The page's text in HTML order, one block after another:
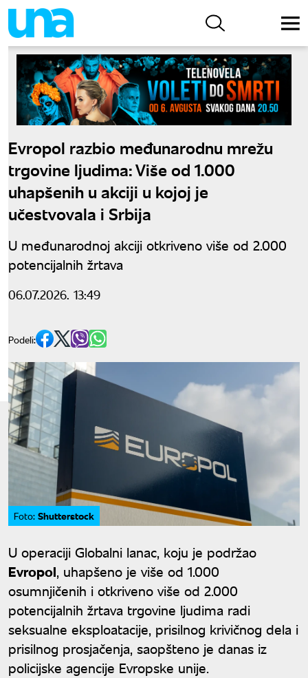
Evropol razbio međunarodnu mrežu
trgovine ljudima: Više od 1.000
uhapšenih u akciji u kojoj je
učestvovala i Srbija
U međunarodnoj akciji otkriveno više od 2.000
potencijalnih žrtava
06.07.2026. 13:49
Podeli:
Foto: Shutterstock
U operaciji Globalni lanac, koju je podržao
Evropol, uhapšeno je više od 1.000
osumnjičenih i otkriveno više od 2.000
potencijalnih žrtava trgovine ljudima radi
seksualne eksploatacije, prisilnog krivičnog dela i
prisilnog prosjačenja, saopšteno je danas iz
policijske agencije Evropske unije.